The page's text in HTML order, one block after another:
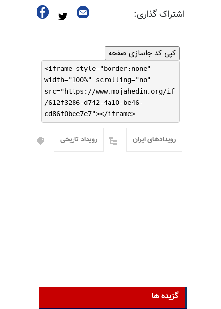
اشتراک گذاری:
کپی کد جاسازی صفحه
<iframe style="border:none"
width="100%" scrolling="no"
src="https://www.mojahedin.org/if
/612f3286-d742-4a10-be46-
cd86f0bee7e7"></iframe>
رویداد تاریخی رویدادهای ایران
گزیده ها